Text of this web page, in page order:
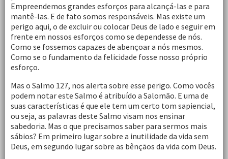
Empreendemos grandes esforços para alcançá-las e para
mantê-las. E de fato somos responsáveis. Mas existe um
perigo aqui, o de excluir ou colocar Deus de lado e seguir em
frente em nossos esforços como se dependesse de nós.
Como se fossemos capazes de abençoar a nós mesmos.
Como se o fundamento da felicidade fosse nosso próprio
esforço.
Mas o Salmo 127, nos alerta sobre esse perigo. Como vocês
podem notar este Salmo é atribuído a Salomão. E uma de
suas características é que ele tem um certo tom sapiencial,
ou seja, as palavras deste Salmo visam nos ensinar
sabedoria. Mas o que precisamos saber para sermos mais
sábios? Em primeiro lugar sobre a inutilidade da vida sem
Deus, em segundo lugar sobre as bênçãos da vida com Deus.